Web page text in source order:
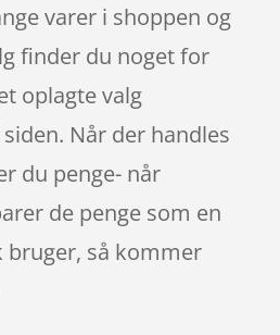
varer i shoppen og
finder du noget for
oplagte valg
Når der handles
du penge- når
de penge som en
så kommer